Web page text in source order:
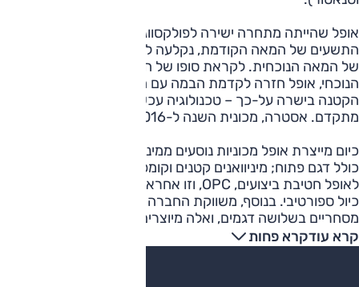
אופל שהייתה מתחרה ישירה לפולקסווגן עד מחצית שנות
התשעים של המאה הקודמת, נקלעה למשבר בעשור הראשון
של המאה הנוכחית. לקראת סופו של העשור וביתר שאת בעשור
הנוכחי, אופל חזרה לקדמת הבמה עם הופעה עדכנית – אדם
הקטנה בישרה על-כך – טכנולוגיה עכשווית ואבזור בטיחות
מתקדם. אסטרה, מכונית השנה ל-2016, מבטאת שינוי כיוון זה.
כיום מייצרת אופל מכוניות נוסעים ממיני ועוד משפחתית-גדולה,
כולל דגם פתוח; מיניוואנים קטנים וקומפקטיים ורכב פנאי קטן.
לאופל חטיבת ביצועים, OPC, וזו אחראית לגרסאות חזקות עם
כיול ספורטיבי. בנוסף, משווקת החברה גם שלושה דגמים
מסחריים בשלושה דגמים, ואלה מיוצרים עבורה על-ידי רנו.
קרא עודקרא פחות